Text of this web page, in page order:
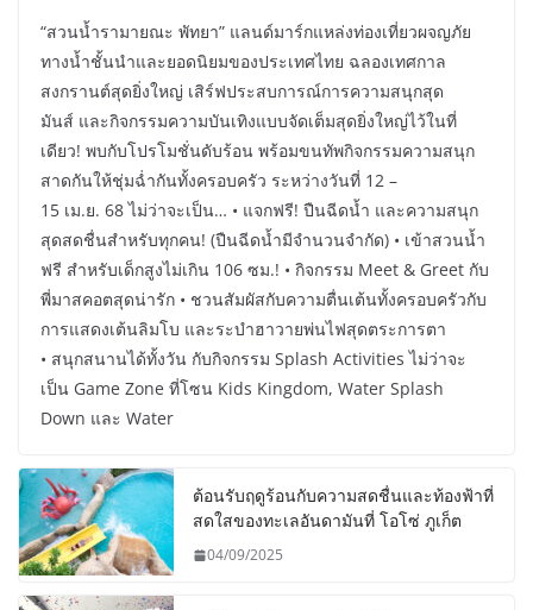
“สวนน้ำรามายณะ พัทยา” แลนด์มาร์กแหล่งท่องเที่ยวผจญภัย
ทางน้ำชั้นนำและยอดนิยมของประเทศไทย ฉลองเทศกาล
สงกรานต์สุดยิ่งใหญ่ เสิร์ฟประสบการณ์การความสนุกสุด
มันส์ และกิจกรรมความบันเทิงแบบจัดเต็มสุดยิ่งใหญ่ไว้ในที่
เดียว! พบกับโปรโมชั่นดับร้อน พร้อมขนทัพกิจกรรมความสนุก
สาดกันให้ชุ่มฉ่ำกันทั้งครอบครัว ระหว่างวันที่ 12 –
15 เม.ย. 68 ไม่ว่าจะเป็น… • แจกฟรี! ปืนฉีดน้ำ และความสนุก
สุดสดชื่นสำหรับทุกคน! (ปืนฉีดน้ำมีจำนวนจำกัด) • เข้าสวนน้ำ
ฟรี สำหรับเด็กสูงไม่เกิน 106 ซม.! • กิจกรรม Meet & Greet กับ
พี่มาสคอตสุดน่ารัก • ชวนสัมผัสกับความตื่นเต้นทั้งครอบครัวกับ
การแสดงเต้นลิมโบ และระบำฮาวายพ่นไฟสุดตระการตา
• สนุกสนานได้ทั้งวัน กับกิจกรรม Splash Activities ไม่ว่าจะ
เป็น Game Zone ที่โซน Kids Kingdom, Water Splash
Down และ Water
ต้อนรับฤดูร้อนกับความสดชื่นและท้องฟ้าที่
สดใสของทะเลอันดามันที่ โอโซ่ ภูเก็ต
04/09/2025